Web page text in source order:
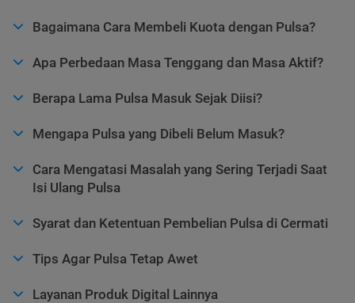
Bagaimana Cara Membeli Kuota dengan Pulsa?
Apa Perbedaan Masa Tenggang dan Masa Aktif?
Berapa Lama Pulsa Masuk Sejak Diisi?
Mengapa Pulsa yang Dibeli Belum Masuk?
Cara Mengatasi Masalah yang Sering Terjadi Saat
Isi Ulang Pulsa
Syarat dan Ketentuan Pembelian Pulsa di Cermati
Tips Agar Pulsa Tetap Awet
Layanan Produk Digital Lainnya